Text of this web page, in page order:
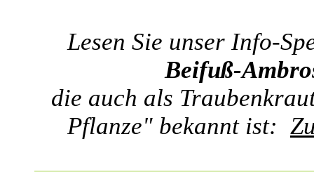
Lesen Sie unser Info-
Beifuß-
die auch als
Pflanze" bekannt ist: